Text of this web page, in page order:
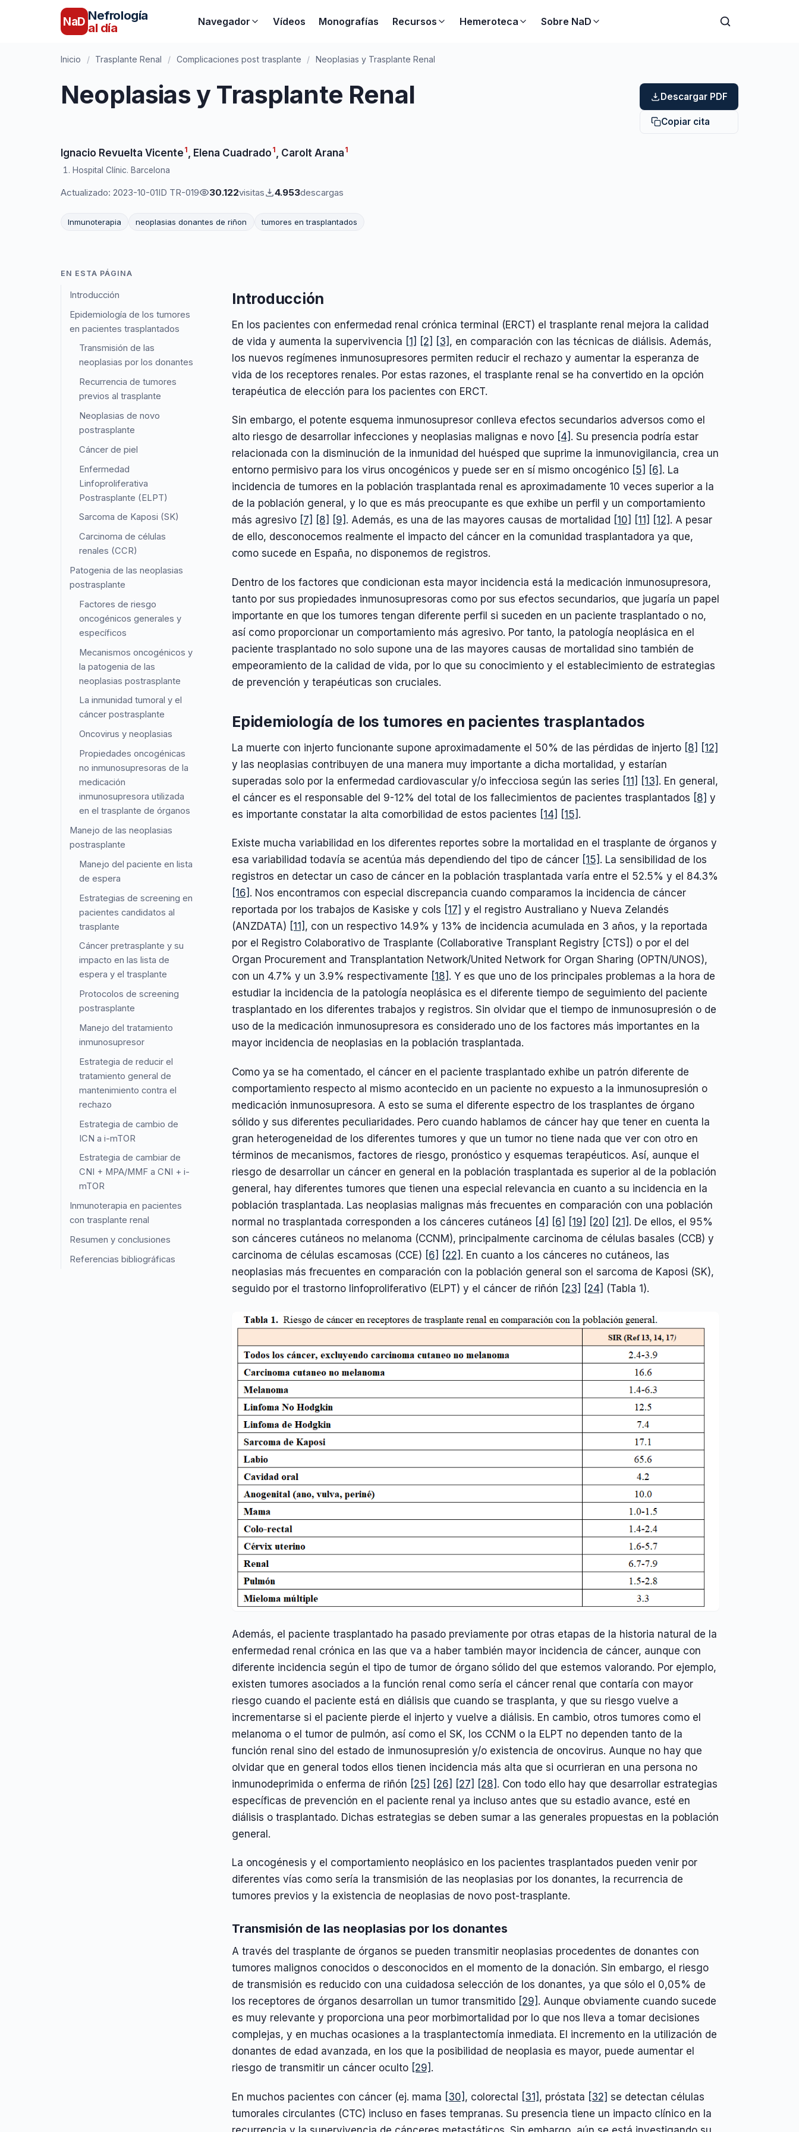
NaD Nefrología
al día
Navegador Vídeos Monografías Recursos Hemeroteca Sobre NaD
Inicio / Trasplante Renal / Complicaciones post trasplante / Neoplasias y Trasplante Renal
Neoplasias y Trasplante Renal Descargar PDF
Copiar cita
Ignacio Revuelta Vicente 1 Elena Cuadrado 1 Carolt Arana 1
Hospital Clínic. Barcelona
Actualizado: 2023-10-01ID TR-019 30.122visitas 4.953descargas
Inmunoterapia neoplasias donantes de riñon tumores en trasplantados
EN ESTA PÁGINA
Introducción
Epidemiología de los tumores
en pacientes trasplantados
Transmisión de las
neoplasias por los donantes
Recurrencia de tumores
previos al trasplante
Neoplasias de novo
postrasplante
Cáncer de piel
Enfermedad
Linfoproliferativa
Postrasplante (ELPT)
Sarcoma de Kaposi (SK)
Carcinoma de células
renales (CCR)
Patogenia de las neoplasias
postrasplante
Factores de riesgo
oncogénicos generales y
específicos
Mecanismos oncogénicos y
la patogenia de las
neoplasias postrasplante
La inmunidad tumoral y el
cáncer postrasplante
Oncovirus y neoplasias
Propiedades oncogénicas
no inmunosupresoras de la
medicación
inmunosupresora utilizada
en el trasplante de órganos
Manejo de las neoplasias
postrasplante
Manejo del paciente en lista
de espera
Estrategias de screening en
pacientes candidatos al
trasplante
Cáncer pretrasplante y su
impacto en las lista de
espera y el trasplante
Protocolos de screening
postrasplante
Manejo del tratamiento
inmunosupresor
Estrategia de reducir el
tratamiento general de
mantenimiento contra el
rechazo
Estrategia de cambio de
ICN a i-mTOR
Estrategia de cambiar de
CNI + MPA/MMF a CNI + i-
mTOR
Inmunoterapia en pacientes
con trasplante renal
Resumen y conclusiones
Referencias bibliográficas
Introducción
En los pacientes con enfermedad renal crónica terminal (ERCT) el trasplante renal mejora la calidad
de vida y aumenta la supervivencia [1] [2] [3] , en comparación con las técnicas de diálisis. Además,
los nuevos regímenes inmunosupresores permiten reducir el rechazo y aumentar la esperanza de
vida de los receptores renales. Por estas razones, el trasplante renal se ha convertido en la opción
terapéutica de elección para los pacientes con ERCT.
Sin embargo, el potente esquema inmunosupresor conlleva efectos secundarios adversos como el
alto riesgo de desarrollar infecciones y neoplasias malignas e novo [4] . Su presencia podría estar
relacionada con la disminución de la inmunidad del huésped que suprime la inmunovigilancia, crea un
entorno permisivo para los virus oncogénicos y puede ser en sí mismo oncogénico [5] [6] . La
incidencia de tumores en la población trasplantada renal es aproximadamente 10 veces superior a la
de la población general, y lo que es más preocupante es que exhibe un perfil y un comportamiento
más agresivo [7] [8] [9] . Además, es una de las mayores causas de mortalidad [10] [11] [12] . A pesar
de ello, desconocemos realmente el impacto del cáncer en la comunidad trasplantadora ya que,
como sucede en España, no disponemos de registros.
Dentro de los factores que condicionan esta mayor incidencia está la medicación inmunosupresora,
tanto por sus propiedades inmunosupresoras como por sus efectos secundarios, que jugaría un papel
importante en que los tumores tengan diferente perfil si suceden en un paciente trasplantado o no,
así como proporcionar un comportamiento más agresivo. Por tanto, la patología neoplásica en el
paciente trasplantado no solo supone una de las mayores causas de mortalidad sino también de
empeoramiento de la calidad de vida, por lo que su conocimiento y el establecimiento de estrategias
de prevención y terapéuticas son cruciales.
Epidemiología de los tumores en pacientes trasplantados
La muerte con injerto funcionante supone aproximadamente el 50% de las pérdidas de injerto [8] [12]
y las neoplasias contribuyen de una manera muy importante a dicha mortalidad, y estarían
superadas solo por la enfermedad cardiovascular y/o infecciosa según las series [11] [13] . En general,
el cáncer es el responsable del 9-12% del total de los fallecimientos de pacientes trasplantados [8] y
es importante constatar la alta comorbilidad de estos pacientes [14] [15] .
Existe mucha variabilidad en los diferentes reportes sobre la mortalidad en el trasplante de órganos y
esa variabilidad todavía se acentúa más dependiendo del tipo de cáncer [15] . La sensibilidad de los
registros en detectar un caso de cáncer en la población trasplantada varía entre el 52.5% y el 84.3%
[16] . Nos encontramos con especial discrepancia cuando comparamos la incidencia de cáncer
reportada por los trabajos de Kasiske y cols [17] y el registro Australiano y Nueva Zelandés
(ANZDATA) [11] , con un respectivo 14.9% y 13% de incidencia acumulada en 3 años, y la reportada
por el Registro Colaborativo de Trasplante (Collaborative Transplant Registry [CTS]) o por el del
Organ Procurement and Transplantation Network/United Network for Organ Sharing (OPTN/UNOS),
con un 4.7% y un 3.9% respectivamente [18] . Y es que uno de los principales problemas a la hora de
estudiar la incidencia de la patología neoplásica es el diferente tiempo de seguimiento del paciente
trasplantado en los diferentes trabajos y registros. Sin olvidar que el tiempo de inmunosupresión o de
uso de la medicación inmunosupresora es considerado uno de los factores más importantes en la
mayor incidencia de neoplasias en la población trasplantada.
Como ya se ha comentado, el cáncer en el paciente trasplantado exhibe un patrón diferente de
comportamiento respecto al mismo acontecido en un paciente no expuesto a la inmunosupresión o
medicación inmunosupresora. A esto se suma el diferente espectro de los trasplantes de órgano
sólido y sus diferentes peculiaridades. Pero cuando hablamos de cáncer hay que tener en cuenta la
gran heterogeneidad de los diferentes tumores y que un tumor no tiene nada que ver con otro en
términos de mecanismos, factores de riesgo, pronóstico y esquemas terapéuticos. Así, aunque el
riesgo de desarrollar un cáncer en general en la población trasplantada es superior al de la población
general, hay diferentes tumores que tienen una especial relevancia en cuanto a su incidencia en la
población trasplantada. Las neoplasias malignas más frecuentes en comparación con una población
normal no trasplantada corresponden a los cánceres cutáneos [4] [6] [19] [20] [21] . De ellos, el 95%
son cánceres cutáneos no melanoma (CCNM), principalmente carcinoma de células basales (CCB) y
carcinoma de células escamosas (CCE) [6] [22] . En cuanto a los cánceres no cutáneos, las
neoplasias más frecuentes en comparación con la población general son el sarcoma de Kaposi (SK),
seguido por el trastorno linfoproliferativo (ELPT) y el cáncer de riñón [23] [24] (Tabla 1).
Además, el paciente trasplantado ha pasado previamente por otras etapas de la historia natural de la
enfermedad renal crónica en las que va a haber también mayor incidencia de cáncer, aunque con
diferente incidencia según el tipo de tumor de órgano sólido del que estemos valorando. Por ejemplo,
existen tumores asociados a la función renal como sería el cáncer renal que contaría con mayor
riesgo cuando el paciente está en diálisis que cuando se trasplanta, y que su riesgo vuelve a
incrementarse si el paciente pierde el injerto y vuelve a diálisis. En cambio, otros tumores como el
melanoma o el tumor de pulmón, así como el SK, los CCNM o la ELPT no dependen tanto de la
función renal sino del estado de inmunosupresión y/o existencia de oncovirus. Aunque no hay que
olvidar que en general todos ellos tienen incidencia más alta que si ocurrieran en una persona no
inmunodeprimida o enferma de riñón [25] [26] [27] [28] . Con todo ello hay que desarrollar estrategias
específicas de prevención en el paciente renal ya incluso antes que su estadio avance, esté en
diálisis o trasplantado. Dichas estrategias se deben sumar a las generales propuestas en la población
general.
La oncogénesis y el comportamiento neoplásico en los pacientes trasplantados pueden venir por
diferentes vías como sería la transmisión de las neoplasias por los donantes, la recurrencia de
tumores previos y la existencia de neoplasias de novo post-trasplante.
Transmisión de las neoplasias por los donantes
A través del trasplante de órganos se pueden transmitir neoplasias procedentes de donantes con
tumores malignos conocidos o desconocidos en el momento de la donación. Sin embargo, el riesgo
de transmisión es reducido con una cuidadosa selección de los donantes, ya que sólo el 0,05% de
los receptores de órganos desarrollan un tumor transmitido [29] . Aunque obviamente cuando sucede
es muy relevante y proporciona una peor morbimortalidad por lo que nos lleva a tomar decisiones
complejas, y en muchas ocasiones a la trasplantectomía inmediata. El incremento en la utilización de
donantes de edad avanzada, en los que la posibilidad de neoplasia es mayor, puede aumentar el
riesgo de transmitir un cáncer oculto [29] .
En muchos pacientes con cáncer (ej. mama [30] , colorectal [31] , próstata [32] se detectan células
tumorales circulantes (CTC) incluso en fases tempranas. Su presencia tiene un impacto clínico en la